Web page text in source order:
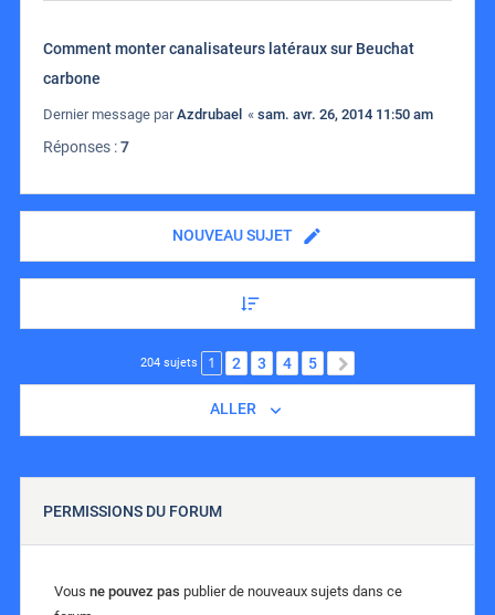
Comment monter canalisateurs latéraux sur Beuchat
carbone
Dernier message parAzdrubael « sam. avr. 26, 2014 11:50 am
Réponses :7
NOUVEAU SUJET
204 sujets 1 2 3 4 5
ALLER
PERMISSIONS DU FORUM
Vous ne pouvez pas publier de nouveaux sujets dans ce